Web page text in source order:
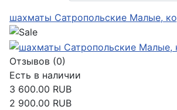
шахматы Сатропольские Малые,
Отзывов (0)
Есть в наличии
3 600.00 RUB
2 900.00 RUB